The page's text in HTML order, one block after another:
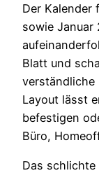
Der Kalender
sowie Januar
Blatt und
verständliche
Layout lässt
befestigen
Büro,
Das schlichte